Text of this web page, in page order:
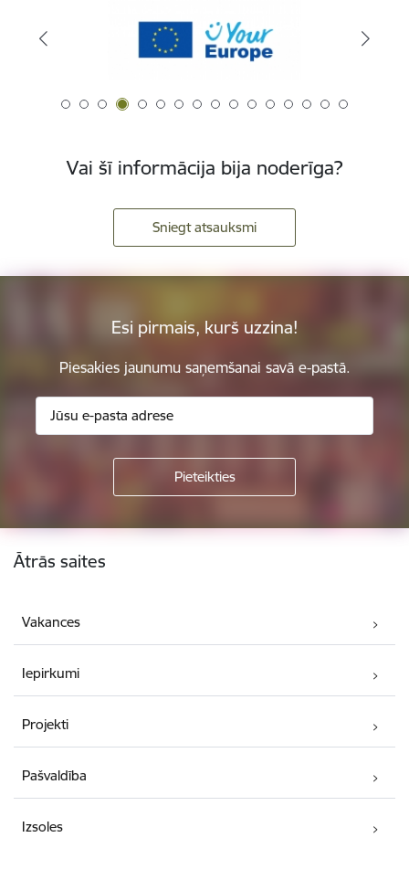
Vai šī informācija bija noderīga?
Sniegt atsauksmi
Esi pirmais, kurš uzzina!
Piesakies jaunumu saņemšanai savā e-pastā.
Kājene
Ātrās saites
Vakances
Iepirkumi
Projekti
Pašvaldība
Izsoles